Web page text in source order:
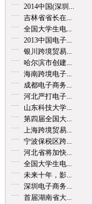
2014中国(深圳...
吉林省省长在...
全国大学生电...
2013中国电子...
银川跨境贸易...
哈尔滨市创建...
海南跨境电子...
成都电子商务...
河北严打电子...
山东科技大学...
第四届全国大...
上海跨境贸易...
宁波保税区跨...
河北省将加快...
全国大学生电...
未来十年，影...
深圳电子商务...
首届湖南省大...